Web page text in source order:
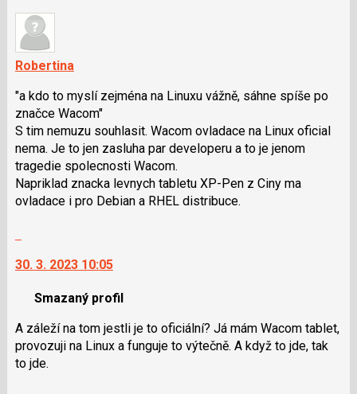
Robertina
"a kdo to myslí zejména na Linuxu vážně, sáhne spíše po
značce Wacom"
S tim nemuzu souhlasit. Wacom ovladace na Linux oficial
nema. Je to jen zasluha par developeru a to je jenom
tragedie spolecnosti Wacom.
Napriklad znacka levnych tabletu XP-Pen z Ciny ma
ovladace i pro Debian a RHEL distribuce.
další
názor.
navigaci
lze
použít
30. 3. 2023 10:05
Smazaný profil
A záleží na tom jestli je to oficiální? Já mám Wacom tablet,
provozuji na Linux a funguje to výtečně. A když to jde, tak
to jde.